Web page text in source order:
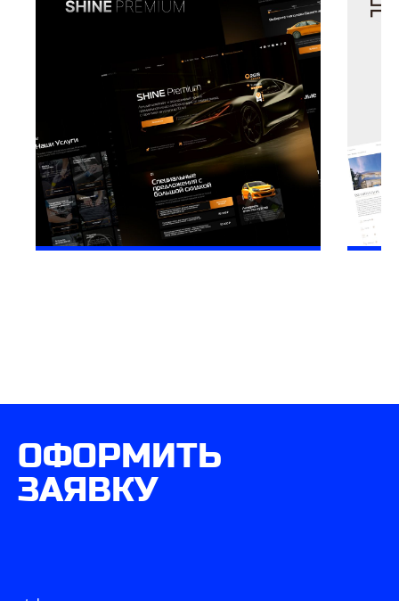
ОФОРМИТЬ
ЗАЯВКУ